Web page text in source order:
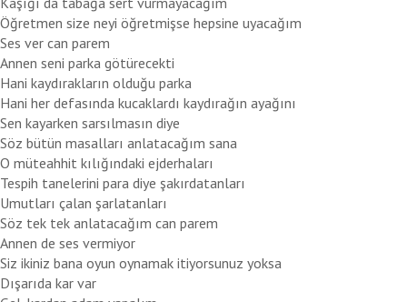
Öğretmen size neyi öğretmişse hepsine uyacağım
Ses ver can parem
Annen seni parka götürecekti
Hani kaydırakların olduğu parka
Hani her defasında kucaklardı kaydırağın ayağını
Sen kayarken sarsılmasın diye
Söz bütün masalları anlatacağım sana
O müteahhit kılığındaki ejderhaları
Tespih tanelerini para diye şakırdatanları
Umutları çalan şarlatanları
Söz tek tek anlatacağım can parem
Annen de ses vermiyor
Siz ikiniz bana oyun oynamak itiyorsunuz yoksa
Dışarıda kar var